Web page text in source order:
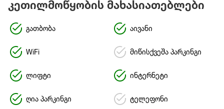
კეთილმოწყობის მახასიათებლები
გათბობა აივანი
WiFi მიწისქვეშა პარკინგი
ლიფტი ინტერნეტი
ღია პარკინგი ტელეფონი